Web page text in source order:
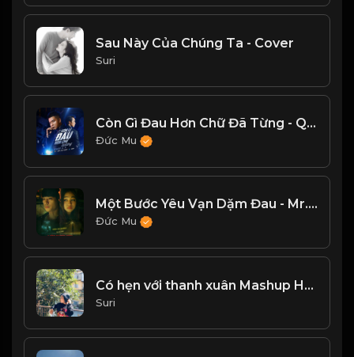
Sau Này Của Chúng Ta - Cover
Suri
Còn Gì Đau Hơn Chữ Đã Từng - Quân A.P
Đức Mu
Một Bước Yêu Vạn Dặm Đau - Mr.Siro
Đức Mu
Có hẹn với thanh xuân Mashup Haru Haru
Suri